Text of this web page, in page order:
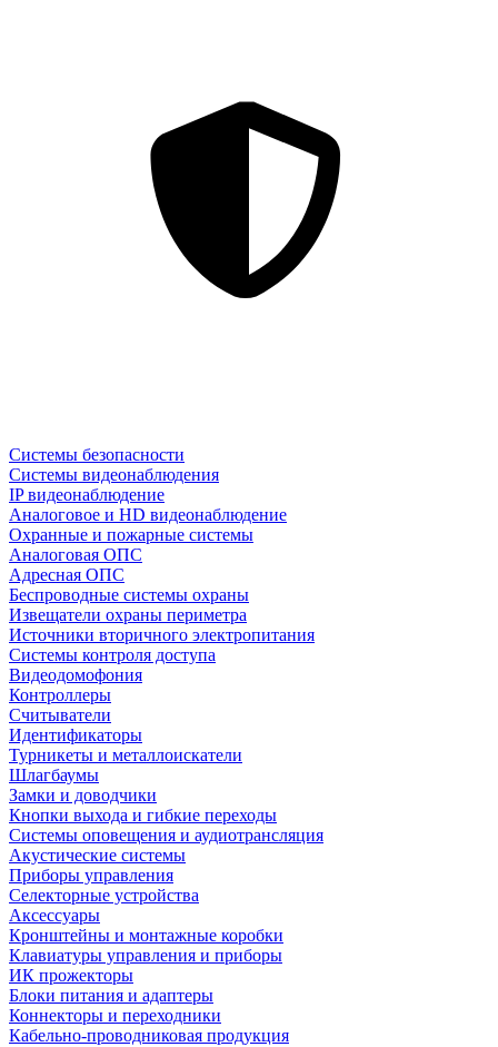
Системы безопасности
Системы видеонаблюдения
IP видеонаблюдение
Аналоговое и HD видеонаблюдение
Охранные и пожарные системы
Аналоговая ОПС
Адресная ОПС
Беспроводные системы охраны
Извещатели охраны периметра
Источники вторичного электропитания
Системы контроля доступа
Видеодомофония
Контроллеры
Считыватели
Идентификаторы
Турникеты и металлоискатели
Шлагбаумы
Замки и доводчики
Кнопки выхода и гибкие переходы
Системы оповещения и аудиотрансляция
Акустические системы
Приборы управления
Селекторные устройства
Аксессуары
Кронштейны и монтажные коробки
Клавиатуры управления и приборы
ИК прожекторы
Блоки питания и адаптеры
Коннекторы и переходники
Кабельно-проводниковая продукция